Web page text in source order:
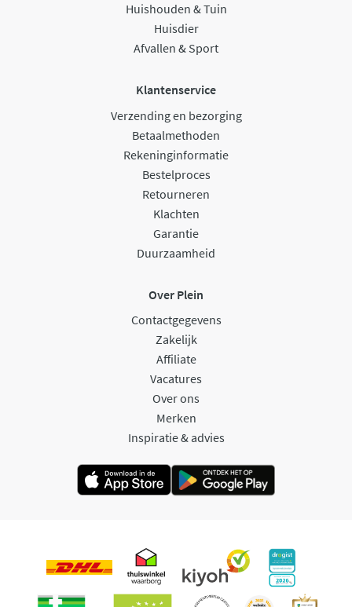
Huishouden & Tuin
Huisdier
Afvallen & Sport
Klantenservice
Verzending en bezorging
Betaalmethoden
Rekeninginformatie
Bestelproces
Retourneren
Klachten
Garantie
Duurzaamheid
Over Plein
Contactgegevens
Zakelijk
Affiliate
Vacatures
Over ons
Merken
Inspiratie & advies